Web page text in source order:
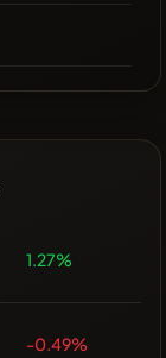
1.27%
-0.49%